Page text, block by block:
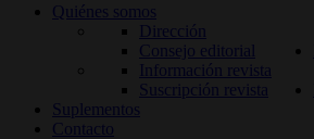
Quiénes somos
Dirección
Consejo editorial
Información revista
Suscripción revista
Suplementos
Contacto